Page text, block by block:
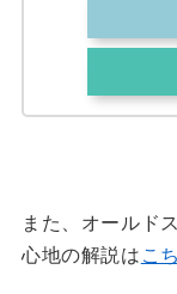
また、オールド
心地の解説は こ